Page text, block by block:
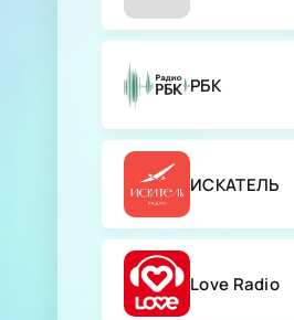
РБК
ИСКАТЕЛЬ
Love Radio